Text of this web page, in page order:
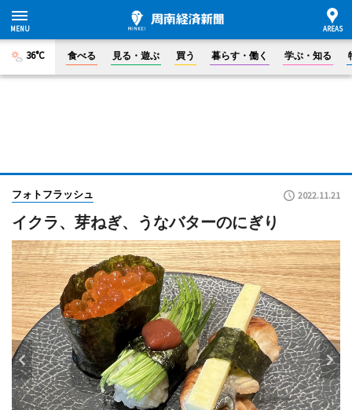
36°C 食べる 見る・遊ぶ 買う 暮らす・働く 学ぶ・知る
フォトフラッシュ 2022.11.21
イクラ、芽ねぎ、うなバターのにぎり